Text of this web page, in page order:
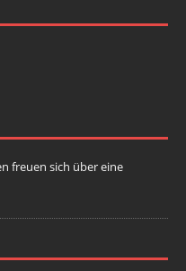
freuen sich über eine